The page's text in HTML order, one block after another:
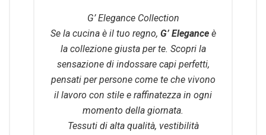
G’ Elegance Collection
Se la cucina è il tuo regno, G’ Eleganceè
la collezione giusta per te. Scopri la
sensazione di indossare capi perfetti,
pensati per persone come te che vivono
il lavoro con stile e raffinatezza in ogni
momento della giornata.
Tessuti di alta qualità, vestibilità